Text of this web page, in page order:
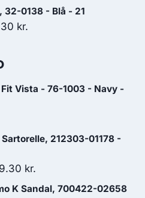
kr..
aktuelle
32-0138 - Blå - 21
kr..
kr.
454.30 kr..
Vista - 76-1003 - Navy -
212303-01178 -
kr.
aktuelle
K Sandal, 700422-02658